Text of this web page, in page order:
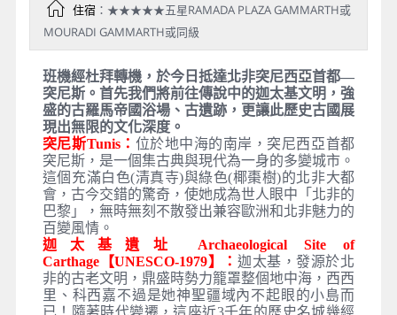
住宿：★★★★★五星RAMADA PLAZA GAMMARTH或
MOURADI GAMMARTH或同級
班機經杜拜轉機，於今日抵達北非突尼西亞首都—
突尼斯。首先我們將前往傳說中的迦太基文明，強
盛的古羅馬帝國浴場、古遺跡，更讓此歷史古國展
現出無限的文化深度。
突尼斯Tunis： 位於地中海的南岸，突尼西亞首都
突尼斯，是一個集古典與現代為一身的多變城市。
這個充滿白色(清真寺)與綠色(椰棗樹)的北非大都
會，古今交錯的驚奇，使她成為世人眼中「北非的
巴黎」，無時無刻不散發出兼容歐洲和北非魅力的
百變風情。
迦太基遺址 Archaeological Site of
Carthage【UNESCO-1979】： 迦太基，發源於北
非的古老文明，鼎盛時勢力籠罩整個地中海，西西
里、科西嘉不過是她神聖疆域內不起眼的小島而